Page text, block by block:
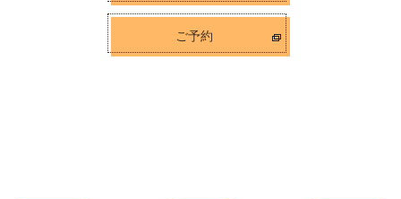
ご予約